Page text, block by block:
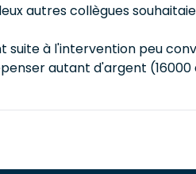
autres collègues
suite à l'intervention peu
autant d'argent